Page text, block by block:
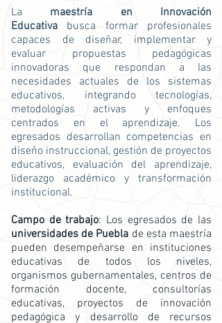
La maestría en Innovación
Educativa busca formar profesionales
capaces de diseñar, implementar y
evaluar propuestas pedagógicas
innovadoras que respondan a las
necesidades actuales de los sistemas
educativos, integrando tecnologías,
metodologías activas y enfoques
centrados en el aprendizaje. Los
egresados desarrollan competencias en
diseño instruccional, gestión de proyectos
educativos, evaluación del aprendizaje,
liderazgo académico y transformación
institucional.
Campo de trabajo: Los egresados de las
universidades de Puebla de esta maestría
pueden desempeñarse en instituciones
educativas de todos los niveles,
organismos gubernamentales, centros de
formación docente, consultorías
educativas, proyectos de innovación
pedagógica y desarrollo de recursos